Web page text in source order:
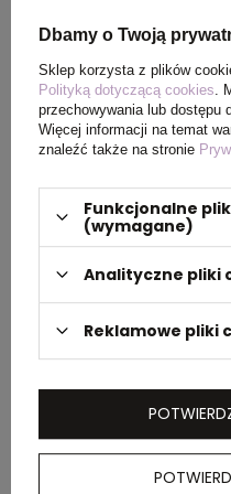
produktu
PAKOWANIE
Wymiary
kartonu
zewnętrznego
Waga
kartonu
zewnętrznego
OPIS
Dbamy o Twoją
Sklep korzysta z plików
Polityką dotyczącą cookies .
przechowywania lub dostępu
Więcej informacji na temat
znaleźć także na stronie
Funkcjonalne
(wymagane)
Analityczne pliki
Reklamowe pliki